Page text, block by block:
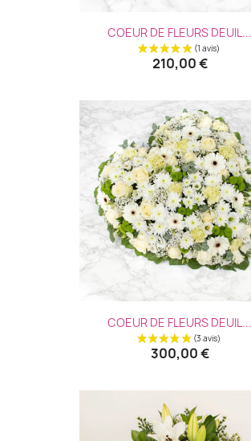
COEUR DE FLEURS DEUIL...
210,00 €
COEUR DE FLEURS DEUIL...
300,00 €